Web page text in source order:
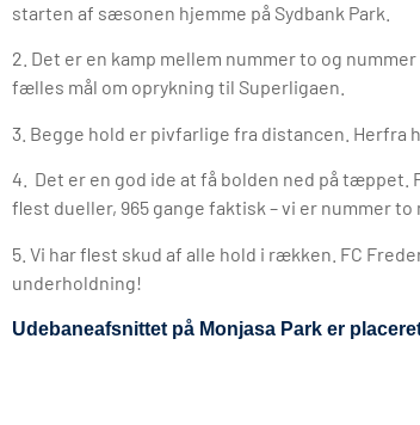
starten af sæsonen hjemme på Sydbank Park.
2. Det er en kamp mellem nummer to og
fælles mål om oprykning til Superligaen.
3. Begge hold er pivfarlige fra distancen. Herfra
4. Det er en god ide at få bolden ned på tæppet.
flest dueller, 965 gange faktisk – vi er nummer to
5. Vi har flest skud af alle hold i rækken. FC
underholdning!
Udebaneafsnittet på Monjasa Park er